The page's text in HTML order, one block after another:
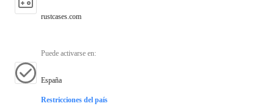
rustcases.com
Puede activarse en:
España
Restricciones del país